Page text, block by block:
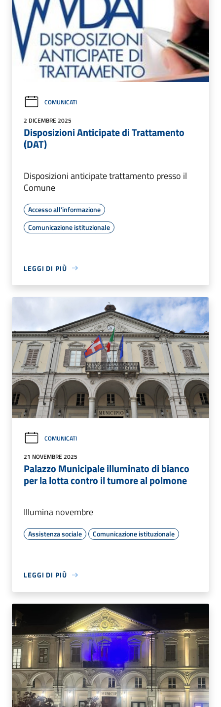
COMUNICATI
2 DICEMBRE 2025
Disposizioni Anticipate di Trattamento
(DAT)
Disposizioni anticipate trattamento presso il
Comune
Accesso all'informazione
Comunicazione istituzionale
LEGGI DI PIÙ
COMUNICATI
21 NOVEMBRE 2025
Palazzo Municipale illuminato di bianco
per la lotta contro il tumore al polmone
Illumina novembre
Assistenza sociale Comunicazione istituzionale
LEGGI DI PIÙ